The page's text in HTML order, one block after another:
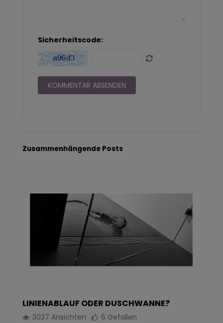
Sicherheitscode:
Zusammenhängende Posts
LINIENABLAUF ODER DUSCHWANNE?
3037 Ansichten 6 Gefallen